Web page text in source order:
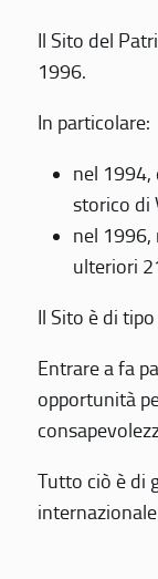
Il Sito del
1996.
In particolare:
nel 1994,
storico di
nel 1996,
ulteriori
Il Sito è di
Entrare a fa
opportunità
Tutto ciò è di